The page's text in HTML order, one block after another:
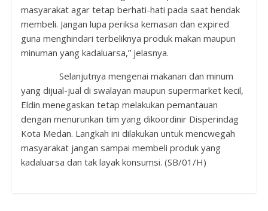
masyarakat agar tetap berhati-hati pada saat hendak
membeli. Jangan lupa periksa kemasan dan expired
guna menghindari terbeliknya produk makan maupun
minuman yang kadaluarsa,” jelasnya.
Selanjutnya mengenai makanan dan minum
yang dijual-jual di swalayan maupun supermarket kecil,
Eldin menegaskan tetap melakukan pemantauan
dengan menurunkan tim yang dikoordinir Disperindag
Kota Medan. Langkah ini dilakukan untuk mencwegah
masyarakat jangan sampai membeli produk yang
kadaluarsa dan tak layak konsumsi. (SB/01/H)